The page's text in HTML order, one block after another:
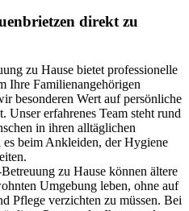
direkt zu
zu Hause bietet professionelle
Ihre Familienangehörigen
besonderen Wert auf persönliche
erfahrenes Team steht rund
in ihren alltäglichen
es beim Ankleiden, der Hygiene
zu Hause können ältere
Umgebung leben, ohne auf
Pflege verzichten zu müssen. Bei